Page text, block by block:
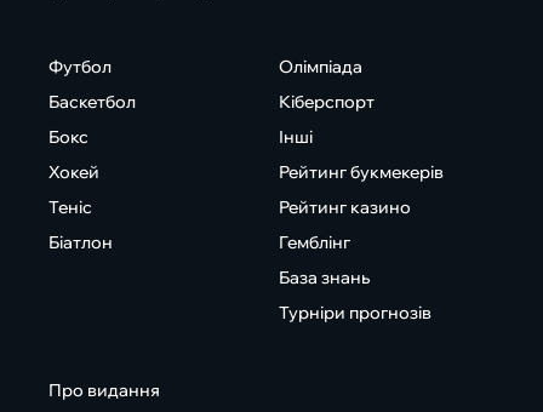
Футбол
Баскетбол
Бокс
Хокей
Теніс
Біатлон
Олімпіада
Кіберспорт
Інші
Рейтинг букмекерів
Рейтинг казино
Гемблінг
База знань
Турніри прогнозів
Про видання